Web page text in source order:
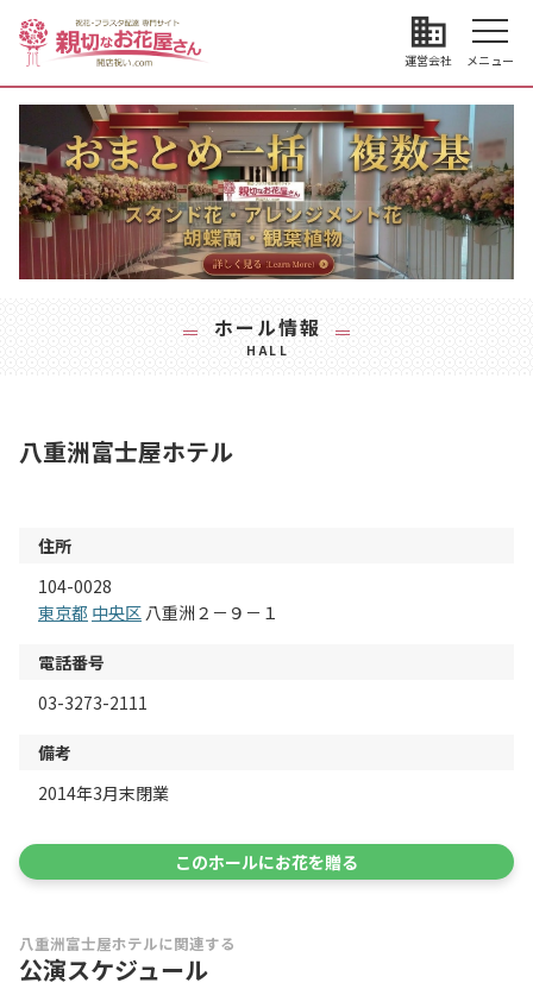
business
運営会社 メニュー
ホール情報
HALL
八重洲富士屋ホテル
住所
104-0028
東京都 中央区 八重洲２－９－１
電話番号
03-3273-2111
備考
2014年3月末閉業
このホールにお花を贈る
八重洲富士屋ホテルに関連する
公演スケジュール